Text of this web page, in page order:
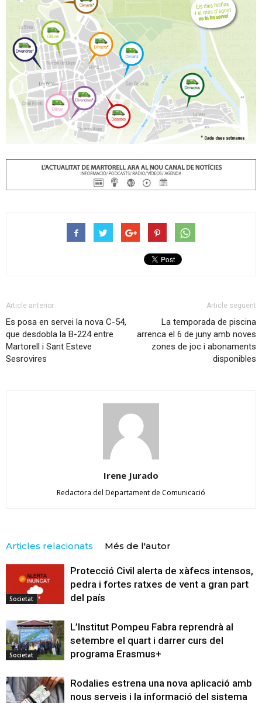
Article anterior
Es posa en servei la nova C-54,
que desdobla la B-224 entre
Martorell i Sant Esteve
Sesrovires
Article següent
La temporada de piscina
arrenca el 6 de juny amb noves
zones de joc i abonaments
disponibles
Irene Jurado
Redactora del Departament de Comunicació
Articles relacionats Més de l'autor
Societat
Protecció Civil alerta de xàfecs intensos,
pedra i fortes ratxes de vent a gran part
del país
Societat
L’Institut Pompeu Fabra reprendrà al
setembre el quart i darrer curs del
programa Erasmus+
Rodalies estrena una nova aplicació amb
nous serveis i la informació del sistema